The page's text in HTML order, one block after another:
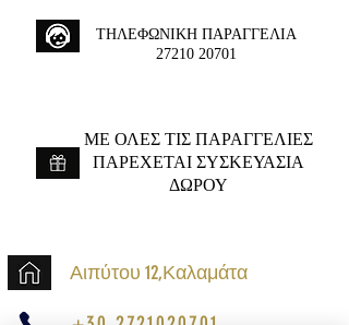
ΤΗΛΕΦΩΝΙΚΗ ΠΑΡΑΓΓΕΛΙΑ
27210 20701
ME ΟΛΕΣ ΤΙΣ ΠΑΡΑΓΓΕΛΙΕΣ
ΠΑΡΕΧΕΤΑΙ ΣΥΣΚΕΥΑΣΙΑ
ΔΩΡΟΥ
Αιπύτου 12,Καλαμάτα